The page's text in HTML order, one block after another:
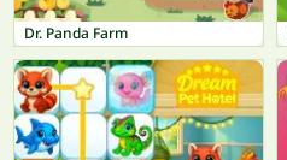
Dr. Panda Farm